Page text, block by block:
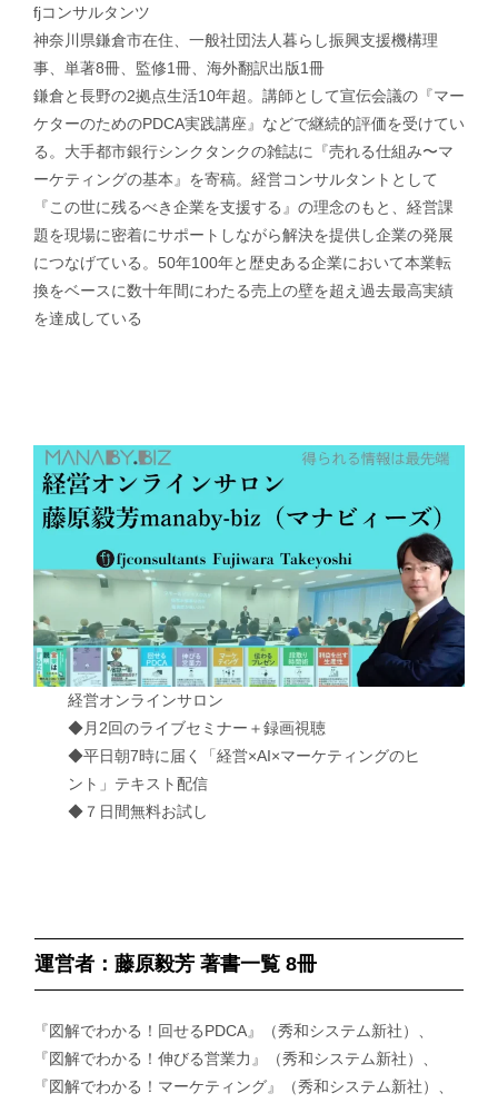
fjコンサルタンツ
神奈川県鎌倉市在住、一般社団法人暮らし振興支援機構理
事、単著8冊、監修1冊、海外翻訳出版1冊
鎌倉と長野の2拠点生活10年超。講師として宣伝会議の『マー
ケターのためのPDCA実践講座』などで継続的評価を受けてい
る。大手都市銀行シンクタンクの雑誌に『売れる仕組み〜マ
ーケティングの基本』を寄稿。経営コンサルタントとして
『この世に残るべき企業を支援する』の理念のもと、経営課
題を現場に密着にサポートしながら解決を提供し企業の発展
につなげている。50年100年と歴史ある企業において本業転
換をベースに数十年間にわたる売上の壁を超え過去最高実績
を達成している
経営オンラインサロン
◆月2回のライブセミナー＋録画視聴
◆平日朝7時に届く「経営×AI×マーケティングのヒ
ント」テキスト配信
◆７日間無料お試し
運営者：藤原毅芳 著書一覧 8冊
『図解でわかる！回せるPDCA』（秀和システム新社）、
『図解でわかる！伸びる営業力』（秀和システム新社）、
『図解でわかる！マーケティング』（秀和システム新社）、